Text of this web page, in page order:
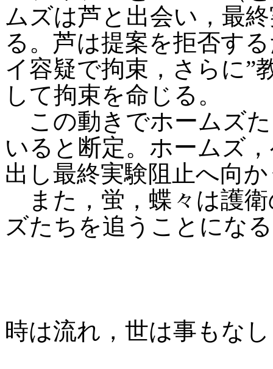
ムズは芦と出会い，最
る。芦は提案を拒否す
イ容疑で拘束，さらに”
して拘束を命じる。
この動きでホームズ
いると断定。ホームズ
出し最終実験阻止へ向
また，蛍，蝶々は護
ズたちを追うことにな
時は流れ，世は事もな